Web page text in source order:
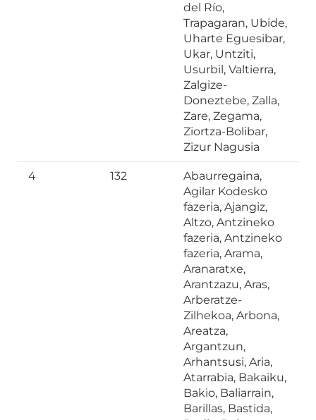
del Río,
Trapagaran, Ubide,
Uharte Eguesibar,
Ukar, Untziti,
Usurbil, Valtierra,
Zalgize-
Doneztebe, Zalla,
Zare, Zegama,
Ziortza-Bolibar,
Zizur Nagusia
4 132
Abaurregaina,
Agilar Kodesko
fazeria, Ajangiz,
Altzo, Antzineko
fazeria, Antzineko
fazeria, Arama,
Aranaratxe,
Arantzazu, Aras,
Arberatze-
Zilhekoa, Arbona,
Areatza,
Argantzun,
Arhantsusi, Aria,
Atarrabia, Bakaiku,
Bakio, Baliarrain,
Barillas, Bastida,